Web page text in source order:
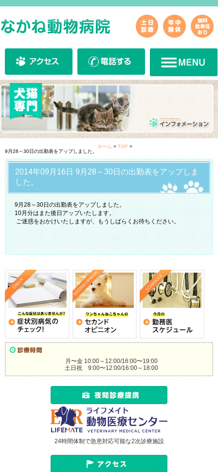
ホーム > TOP >
9月28～30日の出勤表をアップしました。
2014年09月16日 9月28～30日の出勤表をアップしま
した。
9月28～30日の出勤表をアップしました。
10月分はまた後日アップいたします。
ご迷惑をおかけいたしますが、もうしばらくお待ちください。
月〜金 10:00～12:00/16:00〜19:00
土日祝 9:00〜12:00/16:00～18:00
24時間体制で急患対応可能な2次診療施設